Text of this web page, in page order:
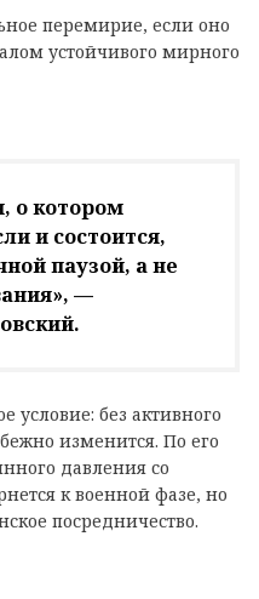
перемирие, если оно
устойчивого мирного
о котором
и состоится,
паузой, а не
—
условие: без активного
изменится. По его
давления со
к военной фазе, но
посредничество.